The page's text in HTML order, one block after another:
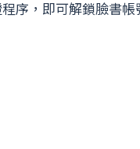
序，即可解鎖臉書帳